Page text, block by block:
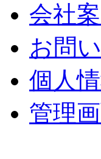
会社
お問
個人
管理